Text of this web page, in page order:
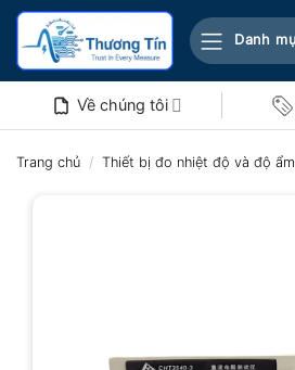
Bỏ
nội
Danh
Về chúng tôi
Trang chủ / Thiết bị đo nhiệt độ và độ ẩm